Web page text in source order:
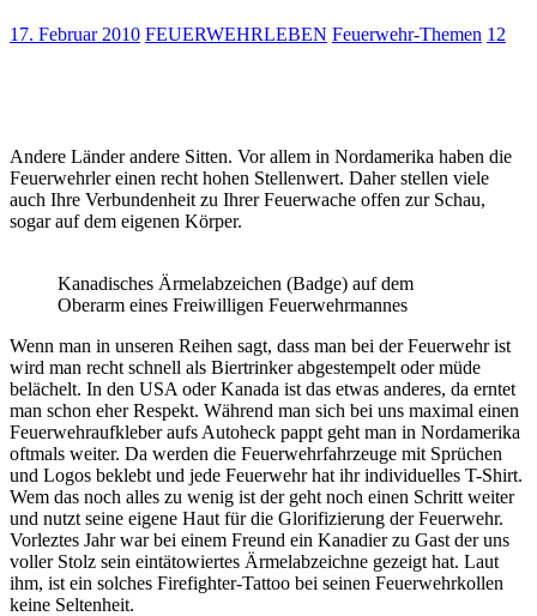
17. Februar 2010 FEUERWEHRLEBEN Feuerwehr-Themen 12
Andere Länder andere Sitten. Vor allem in Nordamerika haben die
Feuerwehrler einen recht hohen Stellenwert. Daher stellen viele
auch Ihre Verbundenheit zu Ihrer Feuerwache offen zur Schau,
sogar auf dem eigenen Körper.
Kanadisches Ärmelabzeichen (Badge) auf dem
Oberarm eines Freiwilligen Feuerwehrmannes
Wenn man in unseren Reihen sagt, dass man bei der Feuerwehr ist
wird man recht schnell als Biertrinker abgestempelt oder müde
belächelt. In den USA oder Kanada ist das etwas anderes, da erntet
man schon eher Respekt. Während man sich bei uns maximal einen
Feuerwehraufkleber aufs Autoheck pappt geht man in Nordamerika
oftmals weiter. Da werden die Feuerwehrfahrzeuge mit Sprüchen
und Logos beklebt und jede Feuerwehr hat ihr individuelles T-Shirt.
Wem das noch alles zu wenig ist der geht noch einen Schritt weiter
und nutzt seine eigene Haut für die Glorifizierung der Feuerwehr.
Vorleztes Jahr war bei einem Freund ein Kanadier zu Gast der uns
voller Stolz sein eintätowiertes Ärmelabzeichne gezeigt hat. Laut
ihm, ist ein solches Firefighter-Tattoo bei seinen Feuerwehrkollen
keine Seltenheit.